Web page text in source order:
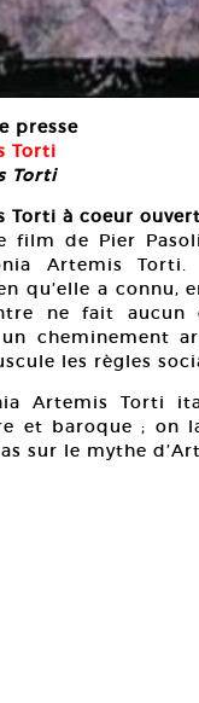
presse
Torti
Torti
Torti à coeur ouvert
film de Pier
Artemis
qu’elle a connu,
ne fait aucun
cheminement
les règles
Artemis Torti
et baroque ; on
sur le mythe